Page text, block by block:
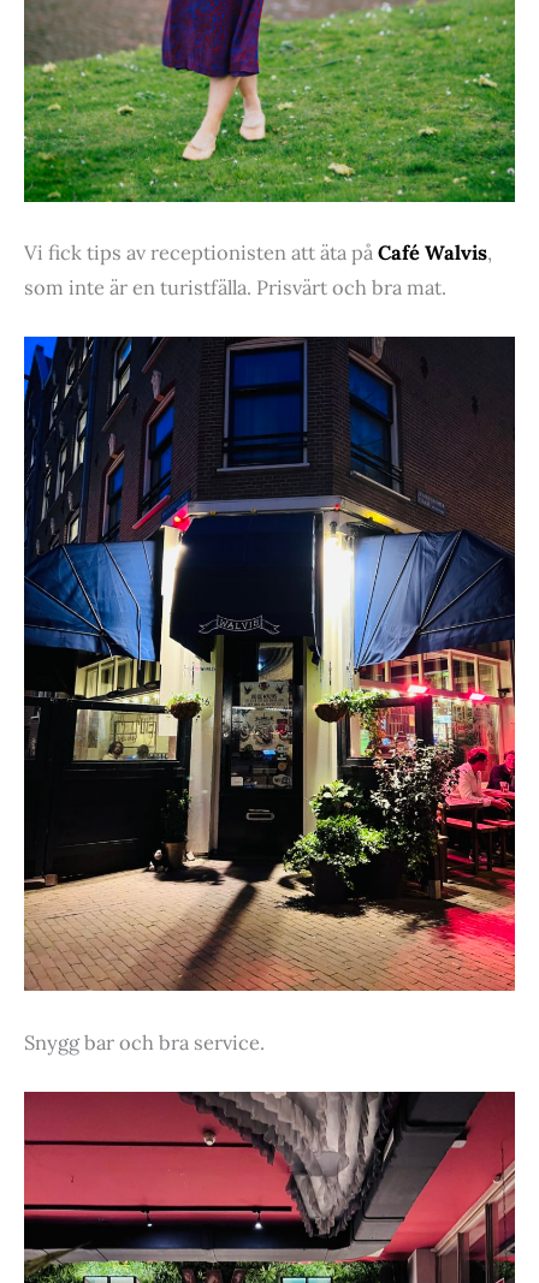
Vi fick tips av receptionisten att äta påCafé Walvis,
som inte är en turistfälla. Prisvärt och bra mat.
Snygg bar och bra service.